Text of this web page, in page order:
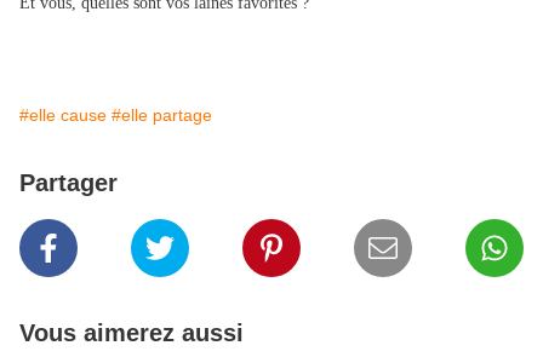
#elle cause #elle partage
Partager
Vous aimerez aussi